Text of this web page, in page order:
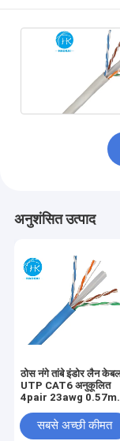
अनुशंसित उत्पाद
ठोस नंगे तांबे इंडोर लैन
UTP CAT6 अनुकूलित
4pair 23awg
सबसे अच्छी कीमत